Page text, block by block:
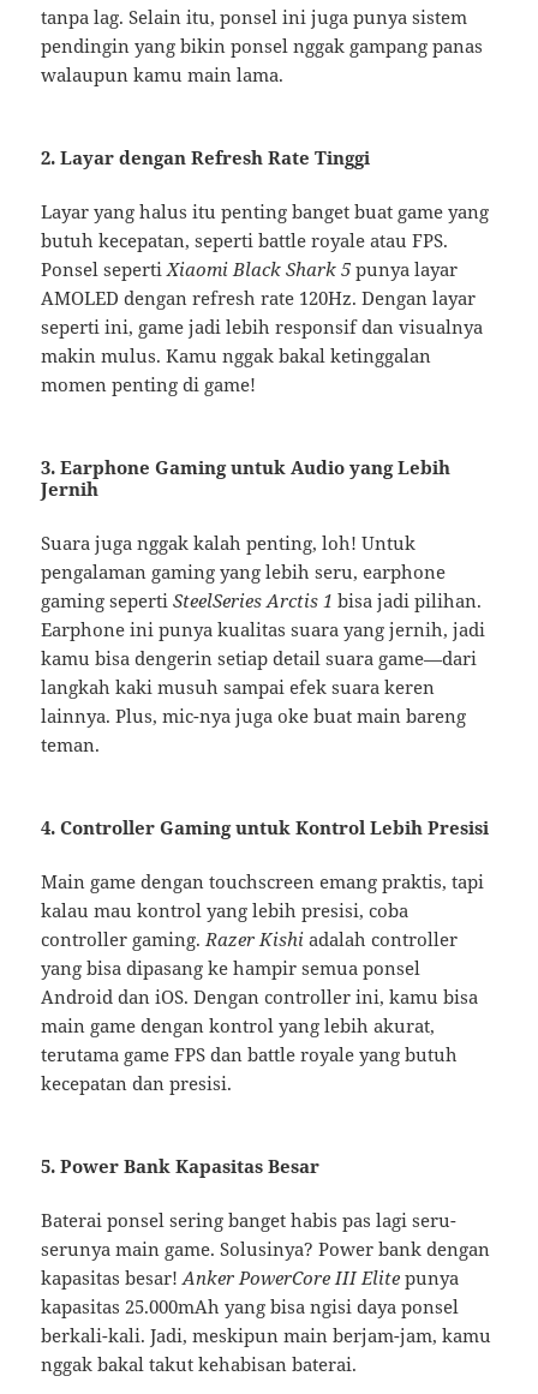
tanpa lag. Selain itu, ponsel ini juga punya sistem
pendingin yang bikin ponsel nggak gampang panas
walaupun kamu main lama.
2.Layar dengan Refresh Rate Tinggi
Layar yang halus itu penting banget buat game yang
butuh kecepatan, seperti battle royale atau FPS.
Ponsel sepertiXiaomi Black Shark 5 punya layar
AMOLED dengan refresh rate 120Hz. Dengan layar
seperti ini, game jadi lebih responsif dan visualnya
makin mulus. Kamu nggak bakal ketinggalan
momen penting di game!
3.Earphone Gaming untuk Audio yang Lebih
Jernih
Suara juga nggak kalah penting, loh! Untuk
pengalaman gaming yang lebih seru, earphone
gaming sepertiSteelSeries Arctis 1 bisa jadi pilihan.
Earphone ini punya kualitas suara yang jernih, jadi
kamu bisa dengerin setiap detail suara game—dari
langkah kaki musuh sampai efek suara keren
lainnya. Plus, mic-nya juga oke buat main bareng
teman.
4.Controller Gaming untuk Kontrol Lebih Presisi
Main game dengan touchscreen emang praktis, tapi
kalau mau kontrol yang lebih presisi, coba
controller gaming.Razer Kishi adalah controller
yang bisa dipasang ke hampir semua ponsel
Android dan iOS. Dengan controller ini, kamu bisa
main game dengan kontrol yang lebih akurat,
terutama game FPS dan battle royale yang butuh
kecepatan dan presisi.
5.Power Bank Kapasitas Besar
Baterai ponsel sering banget habis pas lagi seru-
serunya main game. Solusinya? Power bank dengan
kapasitas besar!Anker PowerCore III Elite punya
kapasitas 25.000mAh yang bisa ngisi daya ponsel
berkali-kali. Jadi, meskipun main berjam-jam, kamu
nggak bakal takut kehabisan baterai.